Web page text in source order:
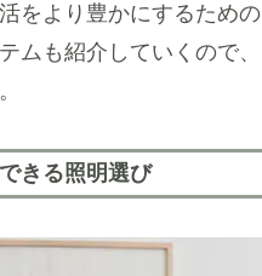
をより豊かにするため
ムも紹介していくので
きる照明選び